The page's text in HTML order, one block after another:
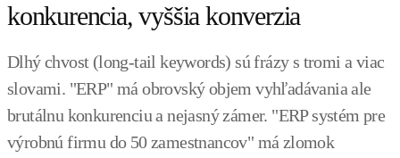
konkurencia, vyššia konverzia
Dlhý chvost (long-tail keywords) sú frázy s tromi a viac
slovami. "ERP" má obrovský objem vyhľadávania ale
brutálnu konkurenciu a nejasný zámer. "ERP systém pre
výrobnú firmu do 50 zamestnancov" má zlomok